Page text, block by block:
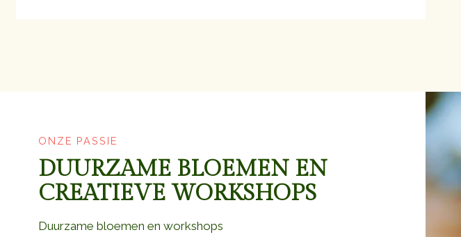
ONZE PASSIE
DUURZAME BLOEMEN EN
CREATIEVE WORKSHOPS
Duurzame bloemen en workshops